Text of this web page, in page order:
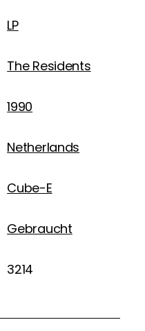
LP
The Residents
1990
Netherlands
Cube-E
Gebraucht
3214